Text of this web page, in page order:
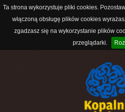
Ta strona wykorzystuje pliki cookies.
włączoną obsługę plików cookies
zgadzasz się na wykorzystanie plików
przeglądarki.